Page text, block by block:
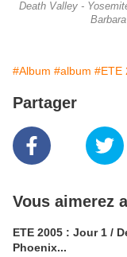
Death Valley -
#Album #album #ETE
Partager
Vous aimerez
ETE 2005 : Jour 1 /
Phoenix...